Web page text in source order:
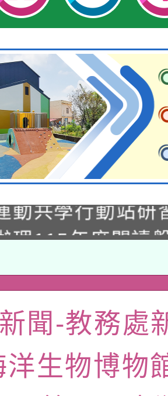
學年度第2次
結果公告(無人
動共學行動站研
理115年度閱讀
素養講師名單
內容與教學軟體
陸委員會函釋公
赴陸應申請許可
濟部水利署委託
聞-教務處
洋生物博物